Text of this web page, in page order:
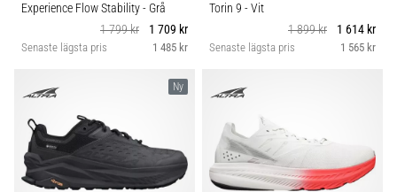
Experience Flow Stability- Grå
1 799 kr
1 709 kr
Senaste lägsta pris 1 485 kr
Torin 9 - Vit
1 899 kr
1 614 kr
Senaste lägsta pris 1 565 kr
Ny